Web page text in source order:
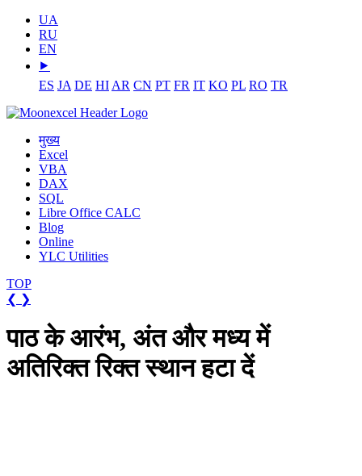
UA
RU
EN
⯈
ES JA DE HI AR CN PT FR IT KO PL RO TR
मुख्य
Excel
VBA
DAX
SQL
Libre Office CALC
Blog
Online
YLC Utilities
TOP
❮ ❯
पाठ के आरंभ, अंत और मध्य में
अतिरिक्त रिक्त स्थान हटा दें